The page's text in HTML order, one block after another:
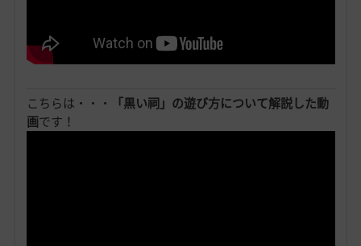
こちらは・・・
「黒い祠」の遊び方について解説した動
画です！